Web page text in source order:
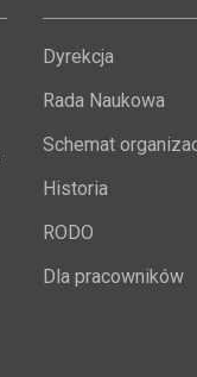
Dyrekcja
Rada Naukowa
Schemat
Historia
RODO
Dla pracowników